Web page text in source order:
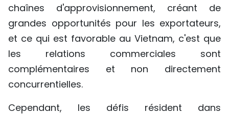
chaînes d'approvisionnement, créant de
grandes opportunités pour les exportateurs,
et ce qui est favorable au Vietnam, c'est que
les relations commerciales sont
complémentaires et non directement
concurrentielles.
Cependant, les défis résident dans